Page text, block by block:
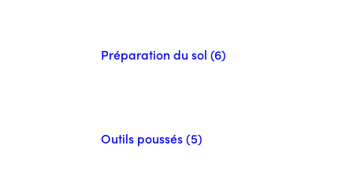
Préparation du sol (6)
Outils poussés (5)